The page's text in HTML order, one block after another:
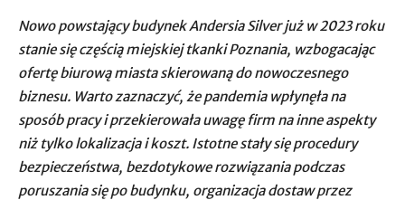
Nowo powstający budynek Andersia Silver już w 2023 roku
stanie się częścią miejskiej tkanki Poznania, wzbogacając
ofertę biurową miasta skierowaną do nowoczesnego
biznesu. Warto zaznaczyć, że pandemia wpłynęła na
sposób pracy i przekierowała uwagę firm na inne aspekty
niż tylko lokalizacja i koszt. Istotne stały się procedury
bezpieczeństwa, bezdotykowe rozwiązania podczas
poruszania się po budynku, organizacja dostaw przez